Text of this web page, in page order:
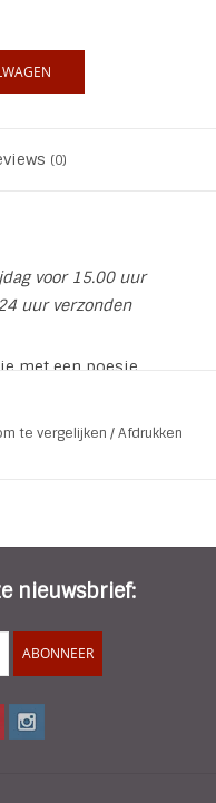
(0)
voor 15.00 uur
uur verzonden
met een poesje
te vergelijken /Afdrukken
nieuwsbrief:
ABONNEER